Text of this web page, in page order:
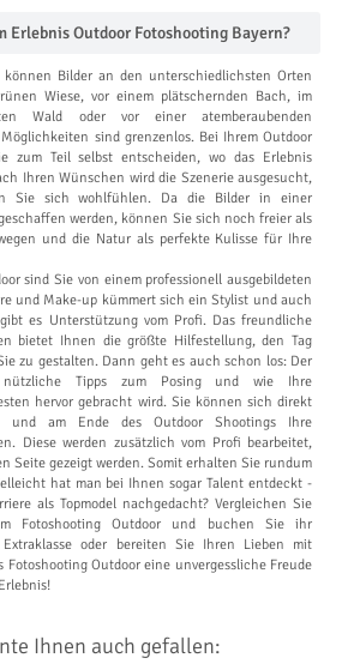
Erlebnis Outdoor Fotoshooting Bayern?
können Bilder an den unterschiedlichsten Orten
Wiese, vor einem plätschernden Bach, im
Wald oder vor einer atemberaubenden
sind grenzenlos. Bei Ihrem Outdoor
zum Teil selbst entscheiden, wo das Erlebnis
Ihren Wünschen wird die Szenerie ausgesucht,
Sie sich wohlfühlen. Da die Bilder in einer
werden, können Sie sich noch freier als
und die Natur als perfekte Kulisse für Ihre
sind Sie von einem professionell ausgebildeten
und Make-up kümmert sich ein Stylist und auch
es Unterstützung vom Profi. Das freundliche
bietet Ihnen die größte Hilfestellung, den Tag
zu gestalten. Dann geht es auch schon los: Der
Tipps zum Posing und wie Ihre
hervor gebracht wird. Sie können sich direkt
und am Ende des Outdoor Shootings Ihre
Diese werden zusätzlich vom Profi bearbeitet,
Seite gezeigt werden. Somit erhalten Sie rundum
hat man bei Ihnen sogar Talent entdeckt -
als Topmodel nachgedacht? Vergleichen Sie
Fotoshooting Outdoor und buchen Sie ihr
Extraklasse oder bereiten Sie Ihren Lieben mit
Outdoor eine unvergessliche Freude
Ihnen auch gefallen: